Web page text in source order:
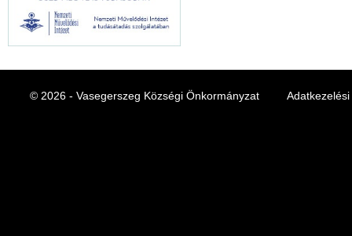
© 2026 - Vasegerszeg Községi Önkormányzat